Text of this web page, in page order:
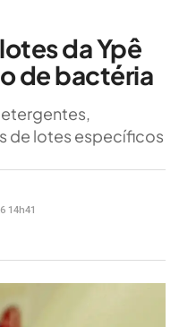
da Ypê
de bactéria
de lotes específicos
14h41